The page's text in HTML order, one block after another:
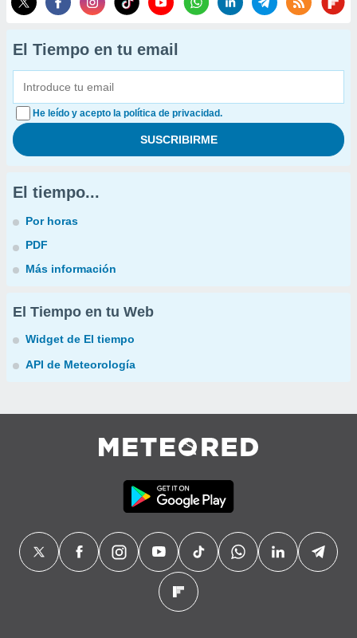
El Tiempo en tu email
He leído y acepto la política de privacidad.
El tiempo...
Por horas
PDF
Más información
El Tiempo en tu Web
Widget de El tiempo
API de Meteorología